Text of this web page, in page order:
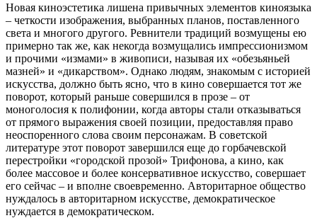
Новая киноэстетика лишена привычных элементов киноязыка
– четкости изображения, выбранных планов, поставленного
света и многого другого. Ревнители традиций возмущены ею
примерно так же, как некогда возмущались импрессионизмом
и прочими «измами» в живописи, называя их «обезьяньей
мазней» и «дикарством». Однако людям, знакомым с историей
искусства, должно быть ясно, что в кино совершается тот же
поворот, который раньше совершился в прозе – от
моноголосия к полифонии, когда авторы стали отказываться
от прямого выражения своей позиции, предоставляя право
неоспоренного слова своим персонажам. В советской
литературе этот поворот завершился еще до горбачевской
перестройки «городской прозой» Трифонова, а кино, как
более массовое и более консервативное искусство, совершает
его сейчас – и вполне своевременно. Авторитарное общество
нуждалось в авторитарном искусстве, демократическое
нуждается в демократическом.